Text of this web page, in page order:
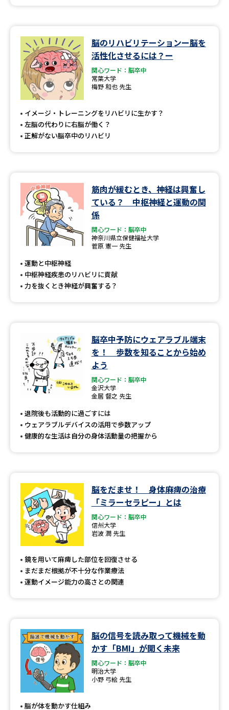
データサイエンス特集 奨学金・特待生制度特集
デジタルパンフレット 進路の３択
新学年スタート号特集ページ
SELFBRAND特集ページ
オープンキャンパス検索
来場型・Web型イベント特集 夢ナビライブ
受験準備
志望校・出願校を調べる
先輩が入学を決めた理由 テレメール全国一斉進学調査
新生活お役立ちガイド
学問発見
学問のミニ講義「夢ナビ講義」 学問分野解説
学問の教科書 夢ナビライブ
ユーザーサポート
Ｑ＆Ａ よくあるご質問 大学進学IDについて
お支払いサイト
特定商取引表記
テレメール進学カタログ
脳のリハビリテーションー脳を
活性化させるには？ー
関心ワード：脳卒中
常葉大学
梅野 和也 先生
イメージ・トレーニングをリハビリに生かす？
左脳の代わりに右脳が働く？
正解がない脳卒中のリハビリ
筋肉が緩むとき、神経は興奮し
ている？ 中枢神経と運動の関
係
関心ワード：脳卒中
神奈川県立保健福祉大学
菅原 憲一 先生
運動と中枢神経
中枢神経疾患のリハビリに貢献
力を抜くとき神経が興奮する？
脳卒中予防にウェアラブル端末
を！ 歩数を知ることから始め
よう
関心ワード：脳卒中
金沢大学
金居 督之 先生
退院後も活動的に過ごすには
ウェアラブルデバイスの活用で歩数アップ
健康的な生活は自分の身体活動量の把握から
脳をだませ！ 身体麻痺の治療
「ミラーセラピー」とは
関心ワード：脳卒中
信州大学
岩波 潤 先生
鏡を用いて麻痺した部位を回復させる
まだまだ根拠が不十分な作業療法
運動イメージ能力の高さとの関連
脳の信号を読み取って機械を動
かす「BMI」が開く未来
関心ワード：脳卒中
明治大学
小野 弓絵 先生
脳が体を動かす仕組み